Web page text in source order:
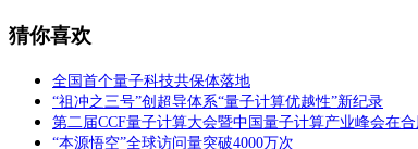
猜你喜欢
全国首个量子科技共保体落地
“祖冲之三号”创超导体系“量子计算优越性”新纪录
第二届CCF量子计算大会暨中国量子计算产业峰会在
“本源悟空”全球访问量突破4000万次